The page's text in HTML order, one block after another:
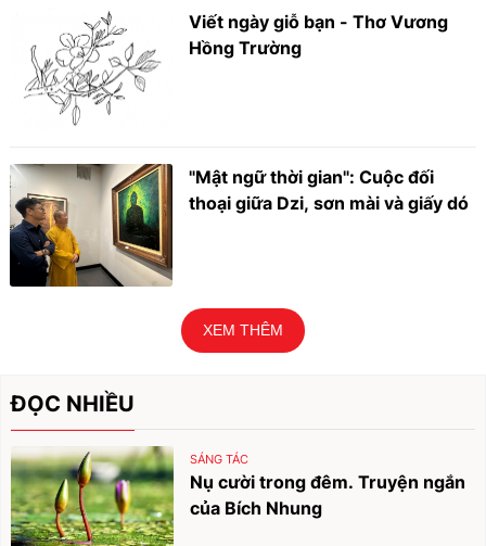
Viết ngày giỗ bạn - Thơ Vương
Hồng Trường
"Mật ngữ thời gian": Cuộc đối
thoại giữa Dzi, sơn mài và giấy dó
XEM THÊM
ĐỌC NHIỀU
SÁNG TÁC
Nụ cười trong đêm. Truyện ngắn
của Bích Nhung